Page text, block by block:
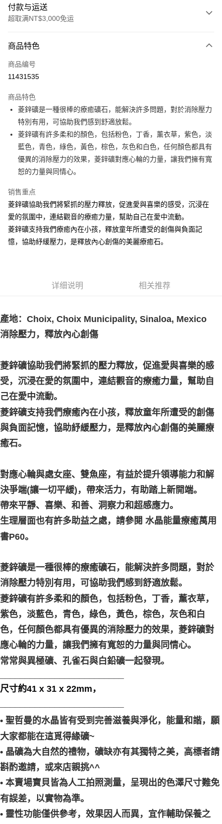
付款与运送
超取满NT$3,000免运
信用卡一次付款
超商取货付款
Apple Pay
街口支付
悠遊付
ATM付款
全家取貨付款
每笔NT$80，满NT$3,000(含以上)免运费
7-11取貨付款
每笔NT$80，满NT$3,000(含以上)免运费
付款後門市自取
商品特色
商品编号
11431535
商品特色
菱鋅礦是一種很棒的療癒礦石，能解決許多問題，對於消除壓力
特別有用，可協助我們感到舒適放鬆。
菱鋅礦有許多柔和的顏色，包括粉色，丁香，薰衣草，紫色，淡
藍色，青色，綠色，黃色，棕色，灰色和白色，任何顏色都具有
優異的消除壓力的效果，菱鋅礦對應心輪的力量，讓我們擁有寬
恕的力量與同情心。
销售重点
菱鋅礦協助我們將緊抓的壓力釋放，促進愛與喜樂的感受，沉浸在
愛的氛圍中，連結觀音的療癒力量，幫助自己在愛中流動。
菱鋅礦支持我們療癒內在小孩，釋放童年所遭受的創傷與負面記
憶，協助紓緩壓力，是釋放內心創傷的美麗療癒石。
详细说明 相关推荐
產地：Choix, Choix Municipality, Sinaloa, Mexico
消除壓力，釋放內心創傷
菱鋅礦協助我們將緊抓的壓力釋放，促進愛與喜樂的感
受，沉浸在愛的氛圍中，連結觀音的療癒力量，幫助自
己在愛中流動。
菱鋅礦支持我們療癒內在小孩，釋放童年所遭受的創傷
與負面記憶，協助紓緩壓力，是釋放內心創傷的美麗療
癒石。
對應心輪與處女座、雙魚座，有益於提升領導能力和解
決爭端(讓一切平緩)，帶來活力，有助踏上新開端。
帶來平靜、喜樂、和善、洞察力和超感應力。
生理層面也有許多助益之處，請參閱 水晶能量療癒萬用
書P60。
菱鋅礦是一種很棒的療癒礦石，能解決許多問題，對於
消除壓力特別有用，可協助我們感到舒適放鬆。
菱鋅礦有許多柔和的顏色，包括粉色，丁香，薰衣草，
紫色，淡藍色，青色，綠色，黃色，棕色，灰色和白
色，任何顏色都具有優異的消除壓力的效果，菱鋅礦對
應心輪的力量，讓我們擁有寬恕的力量與同情心。
常常與異極礦、孔雀石與白鉛礦一起發現。
尺寸約41 x 31 x 22mm，
• 聖哲曼的水晶皆有受到完善滋養與淨化，能量和諧，願
大家都能在這覓得緣礦~
• 晶礦為大自然的禮物，礦缺亦有其獨特之美，高標者請
斟酌邀請，或來店親挑^^
• 本賣場寶貝皆為人工拍照測量，呈現出的色澤尺寸難免
有誤差，以實物為準。
• 靈性功能僅供參考，效果因人而異，宜作輔助保養之